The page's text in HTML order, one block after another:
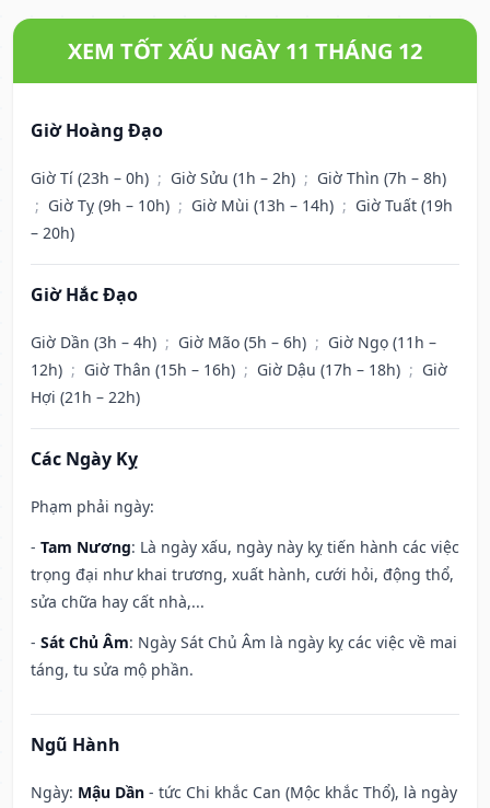
XEM TỐT XẤU NGÀY 11 THÁNG 12
Giờ Hoàng Đạo
Giờ Tí (23h – 0h) ; Giờ Sửu (1h – 2h) ; Giờ Thìn (7h – 8h)
; Giờ Tỵ (9h – 10h) ; Giờ Mùi (13h – 14h) ; Giờ Tuất (19h
– 20h)
Giờ Hắc Đạo
Giờ Dần (3h – 4h) ; Giờ Mão (5h – 6h) ; Giờ Ngọ (11h –
12h) ; Giờ Thân (15h – 16h) ; Giờ Dậu (17h – 18h) ; Giờ
Hợi (21h – 22h)
Các Ngày Kỵ
Phạm phải ngày:
- Tam Nương: Là ngày xấu, ngày này kỵ tiến hành các việc
trọng đại như khai trương, xuất hành, cưới hỏi, động thổ,
sửa chữa hay cất nhà,...
- Sát Chủ Âm: Ngày Sát Chủ Âm là ngày kỵ các việc về mai
táng, tu sửa mộ phần.
Ngũ Hành
Ngày: Mậu Dần - tức Chi khắc Can (Mộc khắc Thổ), là ngày